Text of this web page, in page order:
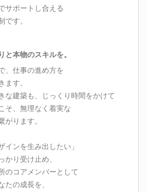
サポートし合える
です。
と本物のスキルを。
、仕事の進め方を
ます。
な建築も、じっくり時間をかけて
そ、無理なく着実な
がります。
インを生み出したい」
かり受け止め、
のコアメンバーとして
たの成長を、